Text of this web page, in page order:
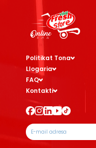
Politikat Tona
Llogaria
FAQ
Kontakti